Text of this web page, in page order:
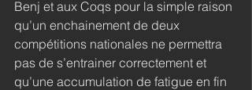
Benj et aux Coqs pour la simple raison
qu’un enchainement de deux
compétitions nationales ne permettra
pas de s’entrainer correctement et
qu’une accumulation de fatigue en fin